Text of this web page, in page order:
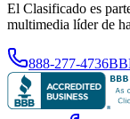
El Clasificado es
multimedia líder de
888-277-4736